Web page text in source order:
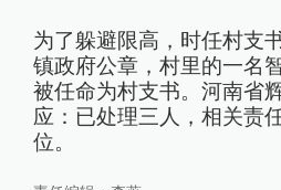
为了躲避限高，时任村支
镇政府公章，村里的一名
被任命为村支书。河南省
应：已处理三人，相关责
位。